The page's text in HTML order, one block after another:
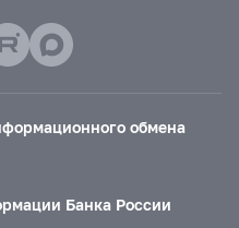
обмена
Банка России